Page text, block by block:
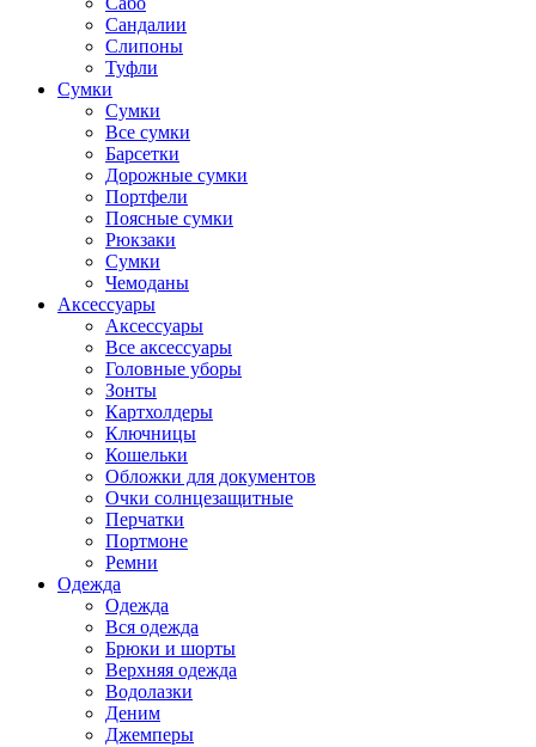
Сандалии
Слипоны
Туфли
Сумки
Сумки
Все сумки
Барсетки
Дорожные сумки
Портфели
Поясные сумки
Рюкзаки
Сумки
Чемоданы
Аксессуары
Аксессуары
Все аксессуары
Головные уборы
Зонты
Картхолдеры
Ключницы
Кошельки
Обложки для документов
Очки солнцезащитные
Перчатки
Портмоне
Ремни
Одежда
Одежда
Вся одежда
Брюки и шорты
Верхняя одежда
Водолазки
Деним
Джемперы